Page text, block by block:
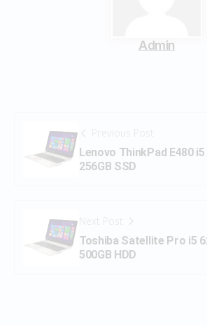
Admin
Previous Post
Lenovo ThinkPad E480 i5
256GB SSD
Next Post
Toshiba Satellite Pro i5
500GB HDD